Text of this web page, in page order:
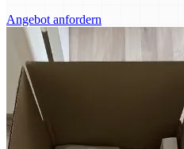
Angebot anfordern